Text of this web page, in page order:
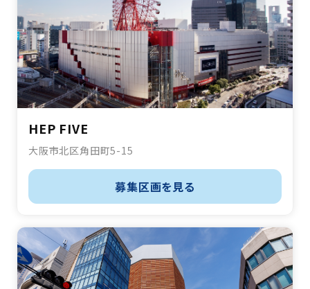
HEP FIVE
大阪市北区角田町5-15
募集区画を見る